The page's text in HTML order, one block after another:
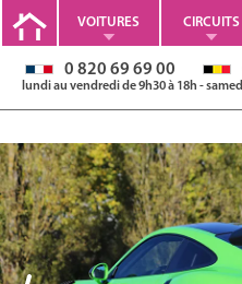
VOITURES CIRCUITS
0 820 69 69 00
lundi au vendredi de 9h30 à 18h -